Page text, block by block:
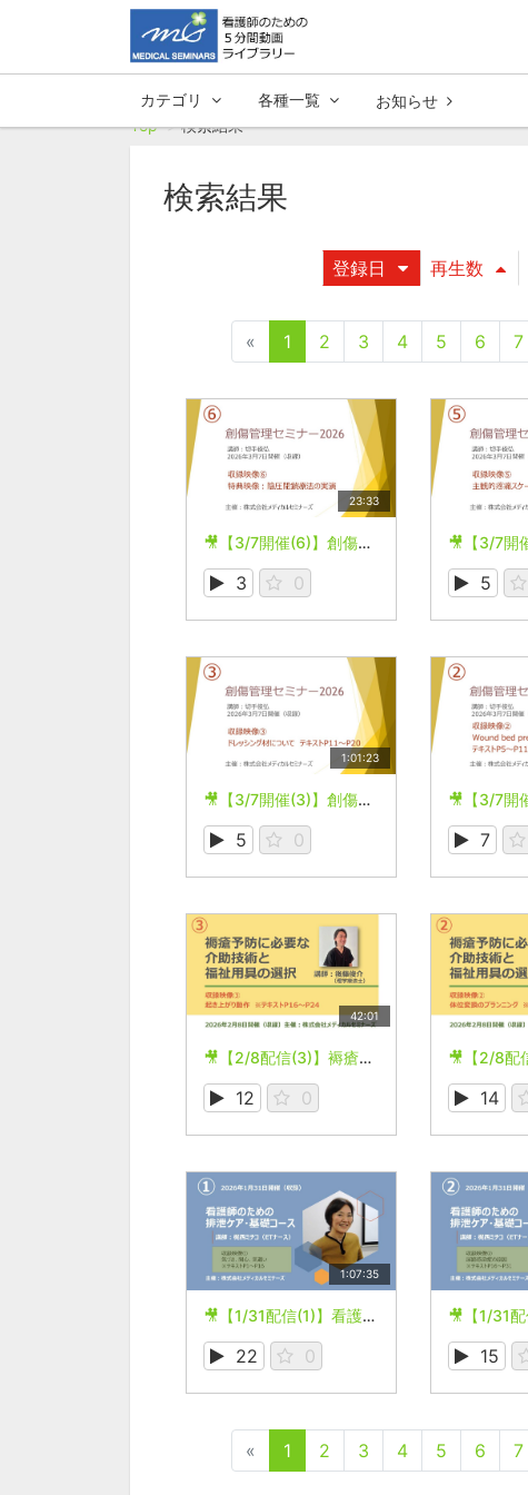
カテゴリ 各種一覧 お知らせ
Top
検索結果
検索結果
登録日 再生数
« 1 2 3 4 5 6 7
23:33
🎥【3/7開催(6)】創傷管理セミナー2026
3 0 5
1:01:23
🎥【3/7開催(3)】創傷管理セミナー2026
5 0 7
42:01
🎥【2/8配信(3)】褥瘡予防に必要な介助技術と福祉用具の選択
12 0 14
1:07:35
🎥【1/31配信(1)】看護師のための排泄ケア・基礎コース
22 0 15
« 1 2 3 4 5 6 7